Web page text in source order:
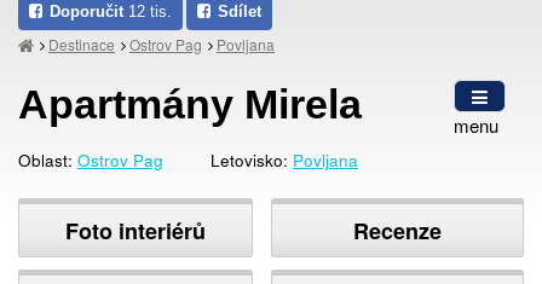
Doporučit 12 tis. Sdílet
Destinace Ostrov Pag Povljana
menu
Apartmány Mirela
Oblast: Ostrov Pag Letovisko: Povljana
Foto interiérů Recenze